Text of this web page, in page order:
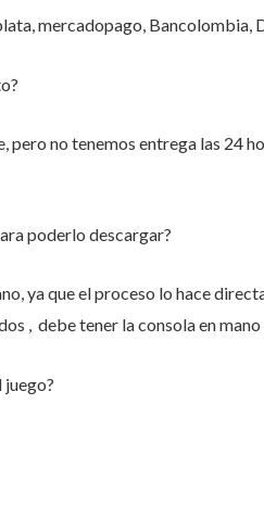
mercadopago, Bancolombia,
no tenemos entrega las 24
poderlo descargar?
ya que el proceso lo hace
, debe tener la consola en